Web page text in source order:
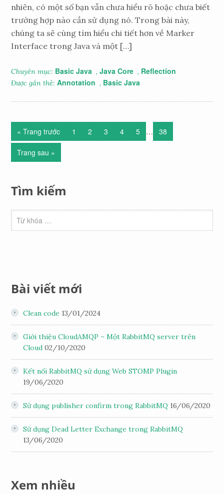
nhiên, có một số bạn vẫn chưa hiểu rõ hoặc chưa biết
trường hợp nào cần sử dụng nó. Trong bài này,
chúng ta sẽ cùng tìm hiểu chi tiết hơn về Marker
Interface trong Java và một […]
Chuyên mục: Basic Java ,Java Core , Reflection
Được gắn thẻ:Annotation , Basic Java
« Trang trước 1 2 3 4 5 … 38
Trang sau »
Tìm kiếm
Bài viết mới
Clean code 13/01/2024
Giới thiệu CloudAMQP – Một RabbitMQ server trên
Cloud 02/10/2020
Kết nối RabbitMQ sử dụng Web STOMP Plugin
19/06/2020
Sử dụng publisher confirm trong RabbitMQ 16/06/2020
Sử dụng Dead Letter Exchange trong RabbitMQ
13/06/2020
Xem nhiều